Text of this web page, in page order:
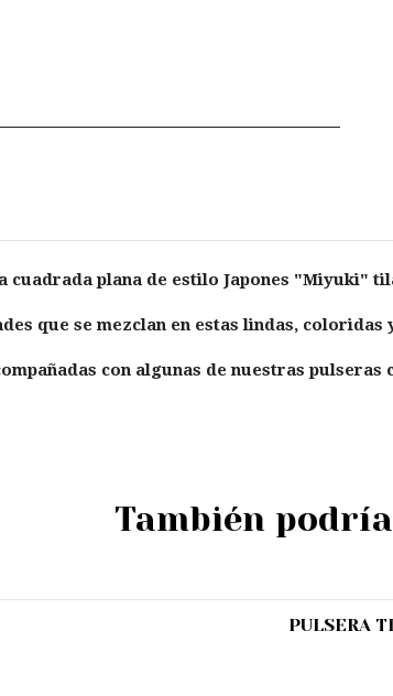
cuadrada plana de estilo Japones "Miyuki"
que se mezclan en estas lindas,
con algunas de nuestras
También
PULSERA